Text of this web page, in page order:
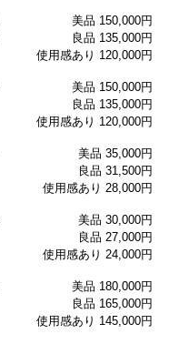
美品 150,000円
良品 135,000円
使用感あり 120,000円
美品 150,000円
良品 135,000円
使用感あり 120,000円
美品 35,000円
良品 31,500円
使用感あり 28,000円
美品 30,000円
良品 27,000円
使用感あり 24,000円
美品 180,000円
良品 165,000円
使用感あり 145,000円